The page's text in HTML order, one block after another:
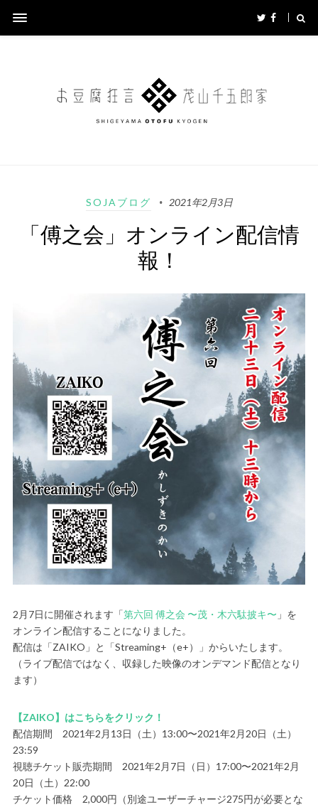
SOJAブログ 2021年2月3日
「傅之会」オンライン配信情
報！
2月7日に開催されます「第六回 傅之会 〜茂・木六駄披キ〜 」を
オンライン配信することになりました。
配信は「ZAIKO」と「Streaming+（e+）」からいたします。
（ライブ配信ではなく、収録した映像のオンデマンド配信となり
ます）
【ZAIKO】はこちらをクリック！
配信期間 2021年2月13日（土）13:00〜2021年2月20日（土）
23:59
視聴チケット販売期間 2021年2月7日（日）17:00〜2021年2月
20日（土）22:00
チケット価格 2,000円（別途ユーザーチャージ275円が必要とな